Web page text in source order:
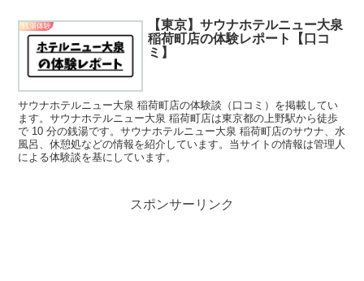
銭湯体験
【東京】サウナホテルニュー大泉
稲荷町店の体験レポート【口コ
ミ】
サウナホテルニュー大泉 稲荷町店の体験談（口コミ）を掲載してい
ます。サウナホテルニュー大泉 稲荷町店は東京都の上野駅から徒歩
で 10 分の銭湯です。サウナホテルニュー大泉 稲荷町店のサウナ、水
風呂、休憩処などの情報を紹介しています。当サイトの情報は管理人
による体験談を基にしています。
スポンサーリンク